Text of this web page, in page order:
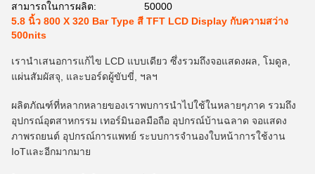
สามารถในการผลิต:
50000
5.8 นิ้ว 800 X 320 Bar Type สี TFT LCD Display กับความสว่าง
500nits
เรานําเสนอการแก้ไข LCD แบบเดียว ซึ่งรวมถึงจอแสดงผล, โมดูล,
แผ่นสัมผัสจุ, และบอร์ดผู้ขับขี่, ฯลฯ
ผลิตภัณฑ์ที่หลากหลายของเราพบการนําไปใช้ในหลายๆภาค รวมถึง
อุปกรณ์อุตสาหกรรม เทอร์มินอลมือถือ อุปกรณ์บ้านฉลาด จอแสดง
ภาพรถยนต์ อุปกรณ์การแพทย์ ระบบการจํานองใบหน้าการใช้งาน
IoTและอีกมากมาย